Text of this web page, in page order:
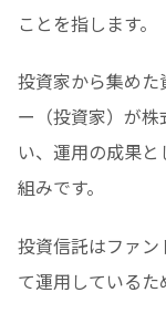
ことを指します。
投資家から集め
ー（投資家）が
い、運用の成果
組みです。
投資信託はファ
て運用しているた